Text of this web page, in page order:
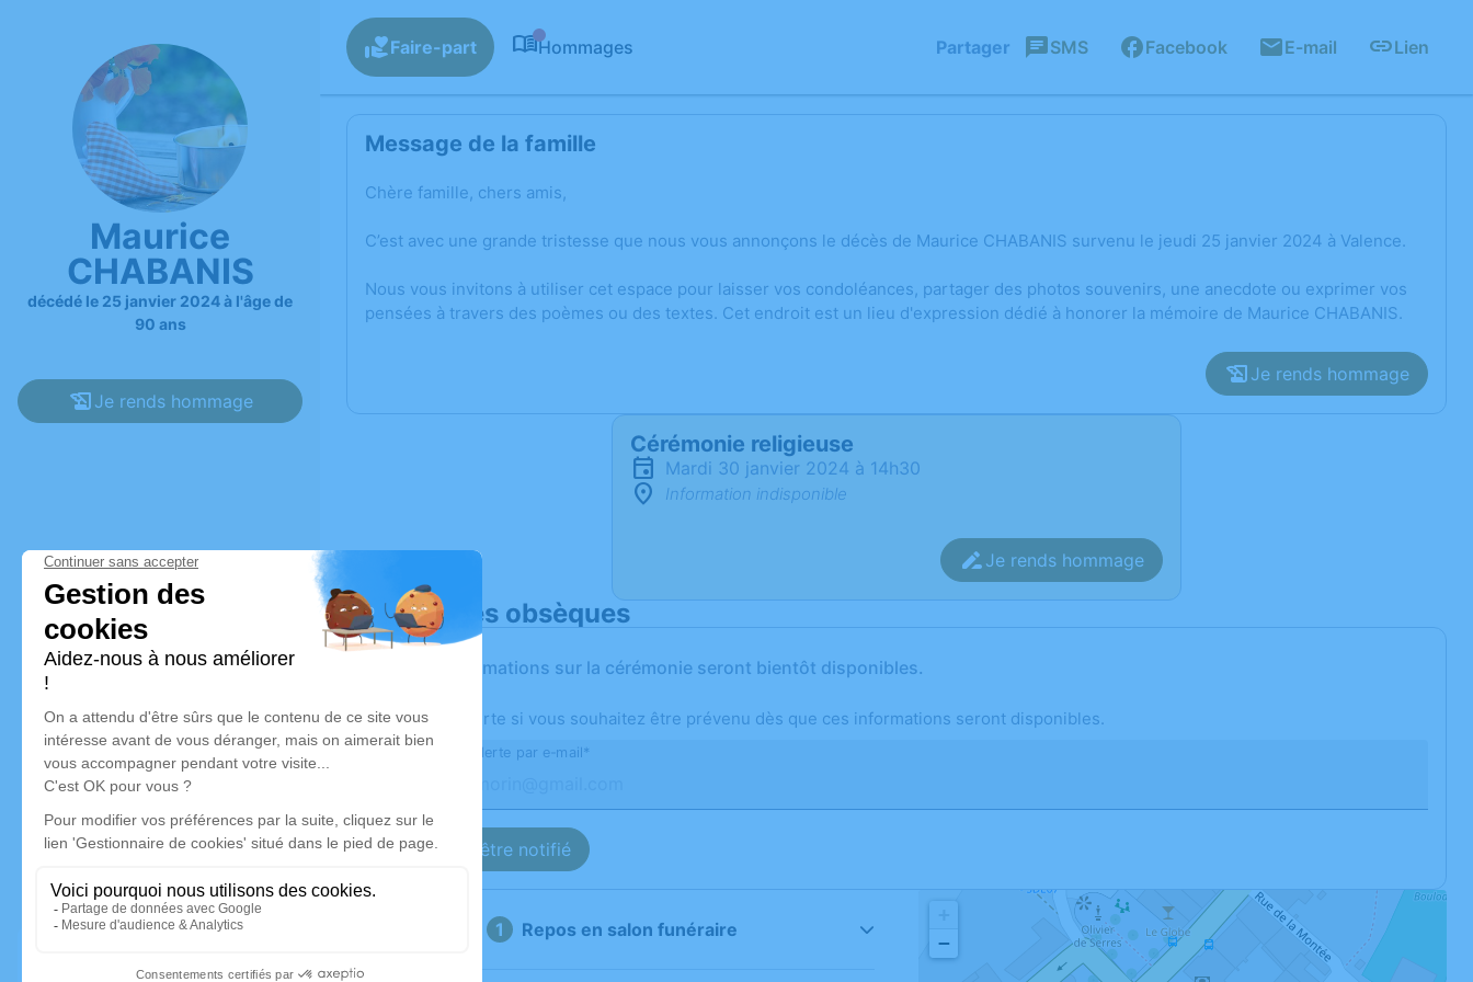
Maurice
CHABANIS
décédé le 25 janvier 2024 à l'âge de
90 ans
Je rends hommage
Faire-part Hommages Partager SMS Facebook E-mail Lien
Message de la famille
Chère famille, chers amis,
C’est avec une grande tristesse que nous vous annonçons le décès de Maurice CHABANIS survenu le jeudi 25 janvier 2024 à Valence.
Nous vous invitons à utiliser cet espace pour laisser vos condoléances, partager des photos souvenirs, une anecdote ou exprimer vos
pensées à travers des poèmes ou des textes. Cet endroit est un lieu d'expression dédié à honorer la mémoire de Maurice CHABANIS.
Je rends hommage
Cérémonie religieuse
mardi 30 janvier 2024 à 14h30
Information indisponible
Je rends hommage
Déroulé des obsèques
Les informations sur la cérémonie seront bientôt disponibles.
Activez une alerte si vous souhaitez être prévenu dès que ces informations seront disponibles.
Recevoir une alerte par e-mail*
Je veux être notifié
Repos en salon funéraire
−